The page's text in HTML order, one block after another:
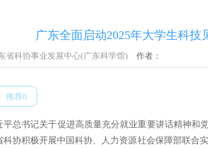
广东全面启动2025年大学生科技
省科协事业发展中心(广东科学馆) 作者：
推荐0
平总书记关于促进高质量充分就业重要讲话精神和
协积极开展中国科协、人力资源社会保障部联合